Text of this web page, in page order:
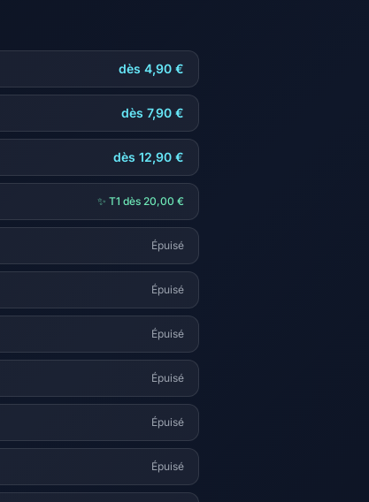
dès 4,90 €
dès 7,90 €
dès 12,90 €
✨ T1 dès 20,00 €
Épuisé
Épuisé
Épuisé
Épuisé
Épuisé
Épuisé